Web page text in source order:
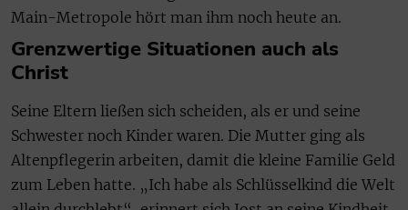
Main-Metropole hört man ihm noch heute an.
Grenzwertige Situationen auch als
Christ
Seine Eltern ließen sich scheiden, als er und seine
Schwester noch Kinder waren. Die Mutter ging als
Altenpflegerin arbeiten, damit die kleine Familie Geld
zum Leben hatte. „Ich habe als Schlüsselkind die Welt